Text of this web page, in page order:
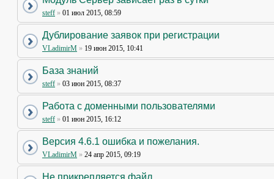
steff » 01 июл 2015, 08:59
Дублирование заявок при регистрации
VLadimirM » 19 июн 2015, 10:41
База знаний
steff » 03 июн 2015, 08:37
Работа с доменными пользователями
steff » 01 июн 2015, 16:12
Версия 4.6.1 ошибка и пожелания.
VLadimirM » 24 апр 2015, 09:19
Не прикрепляется файл